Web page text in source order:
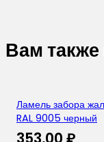
Вам
Ламель забора
RAL 9005 черный
353,00 ₽